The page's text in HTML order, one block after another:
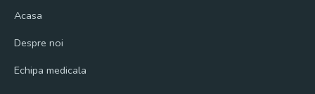
Acasa
Despre noi
Echipa medicala